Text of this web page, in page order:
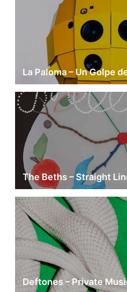
La Paloma – Un Golpe
The Beths – Straight
Deftones – Private